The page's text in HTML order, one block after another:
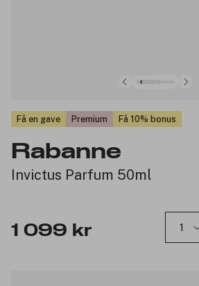
Få en gave Premium Få 10% bonus
Rabanne
Invictus Parfum 50ml
1 099 kr